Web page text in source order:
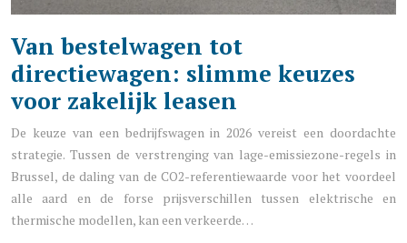
Van bestelwagen tot
directiewagen: slimme keuzes
voor zakelijk leasen
De keuze van een bedrijfswagen in 2026 vereist een doordachte
strategie. Tussen de verstrenging van lage-emissiezone-regels in
Brussel, de daling van de CO2-referentiewaarde voor het voordeel
alle aard en de forse prijsverschillen tussen elektrische en
thermische modellen, kan een verkeerde…